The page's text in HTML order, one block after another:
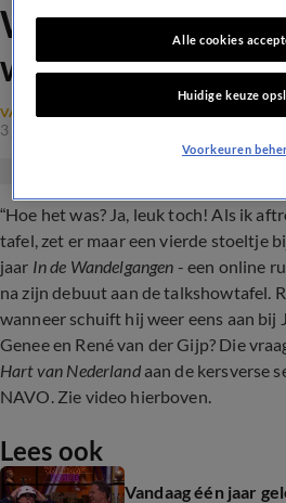
Wanneer schuift
weer aan bij
VANDAAG INSIDE ORANJE NIEUWS
3 juli 2024, 11:50
“Hoe het was? Ja, leuk toch! Als ik
tafel, zet er maar een vierde stoeltje
jaar In de Wandelgangen - een online
na zijn debuut aan de talkshowtafel.
wanneer schuift hij weer eens aan bij
Genee en René van der Gijp? Die
Hart van Nederlandaan de kersverse
NAVO. Zie video hierboven.
Lees ook
Vandaag één jaar
Alle cookies
Huidige keuze
Voorkeuren